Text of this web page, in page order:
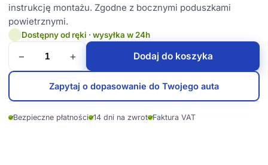
instrukcję montażu. Zgodne z bocznymi poduszkami
powietrznymi.
Dostępny od ręki · wysyłka w 24h
− + Dodaj do koszyka
Zapytaj o dopasowanie do Twojego auta
✓Bezpieczne płatności✓14 dni na zwrot✓Faktura VAT